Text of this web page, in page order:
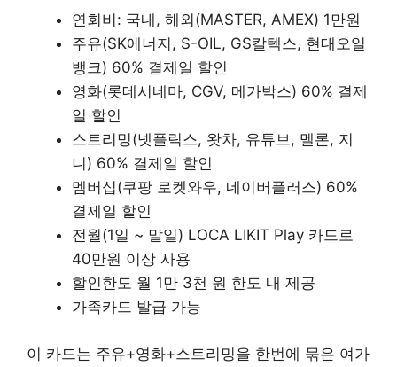
연회비: 국내, 해외(MASTER, AMEX) 1만원
주유(SK에너지, S-OIL, GS칼텍스, 현대오일
뱅크) 60% 결제일 할인
영화(롯데시네마, CGV, 메가박스) 60% 결제
일 할인
스트리밍(넷플릭스, 왓차, 유튜브, 멜론, 지
니) 60% 결제일 할인
멤버십(쿠팡 로켓와우, 네이버플러스) 60%
결제일 할인
전월(1일 ~ 말일) LOCA LIKIT Play 카드로
40만원 이상 사용
할인한도 월 1만 3천 원 한도 내 제공
가족카드 발급 가능
이 카드는 주유+영화+스트리밍을 한번에 묶은 여가